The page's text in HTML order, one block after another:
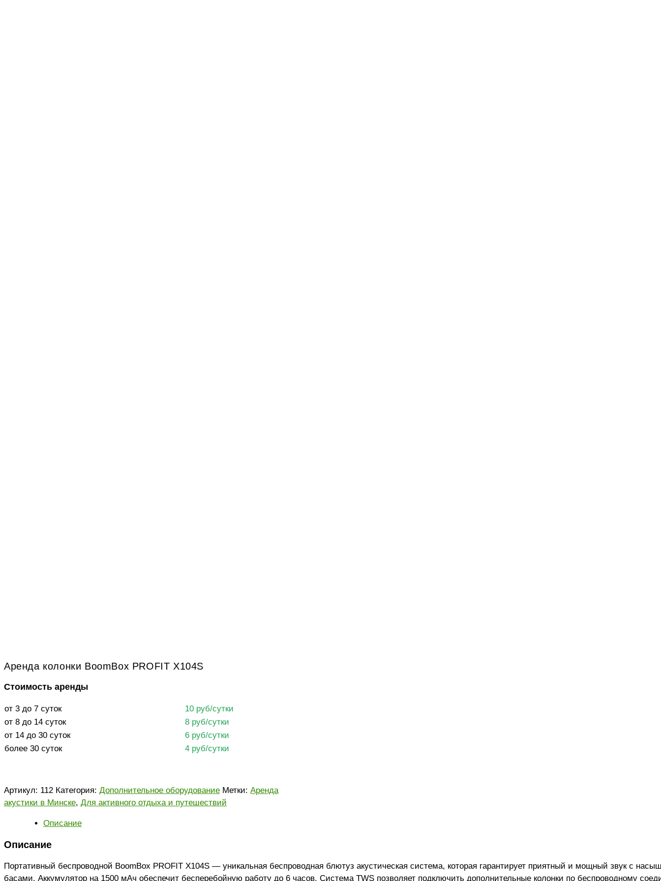
Аренда колонки BoomBox PROFIT X104S
Стоимость аренды
от 3 до 7 суток
10 руб/сутки
от 8 до 14 суток
8 руб/сутки
от 14 до 30 суток
6 руб/сутки
более 30 суток
4 руб/сутки
Артикул: 112 Категория: Дополнительное оборудование Метки: Аренда
акустики в Минске, Для активного отдыха и путешествий
Описание
Описание
Портативный беспроводной BoomBox PROFIT X104S — уникальная беспроводная блютуз акустическая система, которая гарантирует приятный и мощный звук с
басами. Аккумулятор на 1500 мАч обеспечит бесперебойную работу до 6 часов. Система TWS позволяет подключить дополнительные колонки по беспроводному